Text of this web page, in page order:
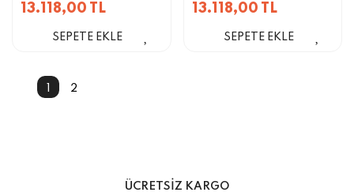
13.118,00 TL
SEPETE EKLE
13.118,00 TL
SEPETE EKLE
2
ÜCRETSİZ KARGO